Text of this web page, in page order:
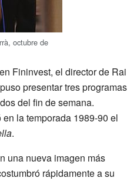
octubre de
Fininvest, el director de Rai
presentar tres programas
del fin de semana.
la temporada 1989-90 el
.
una nueva imagen más
rápidamente a su